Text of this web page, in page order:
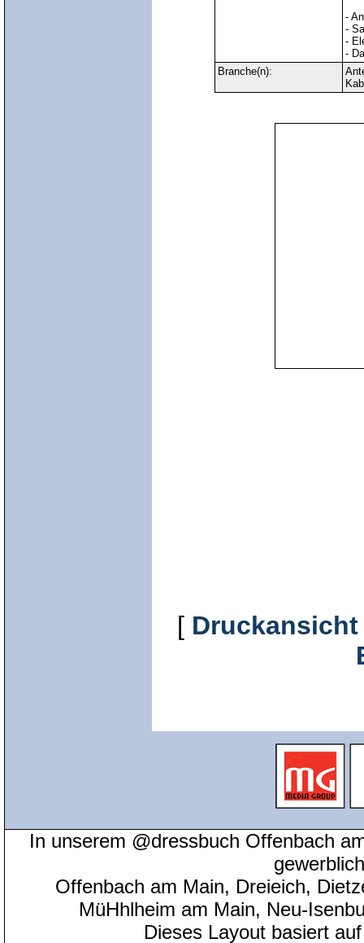
-
-
-
-
Branche(n):
[ Druckansicht
In unserem @dressbuch Offenbach
Offenbach am Main, Dreieich,
MüHhlheim am Main, Neu-
Dieses Layout basiert